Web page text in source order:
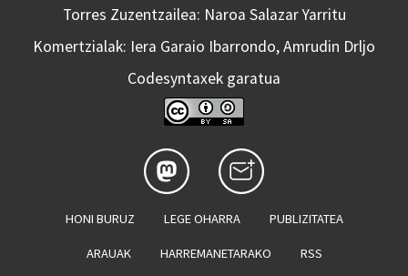
Torres Zuzentzailea: Naroa Salazar Yarritu
Komertzialak: Iera Garaio Ibarrondo, Amrudin Drljo
Codesyntaxek garatua
HONI BURUZ LEGE OHARRA PUBLIZITATEA
ARAUAK HARREMANETARAKO RSS